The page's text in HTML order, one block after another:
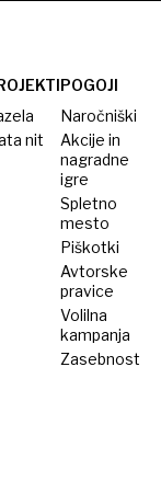
nit
POGOJI
Naročniški
Akcije in
nagradne
igre
Spletno
mesto
Piškotki
Avtorske
pravice
Volilna
kampanja
Zasebnost